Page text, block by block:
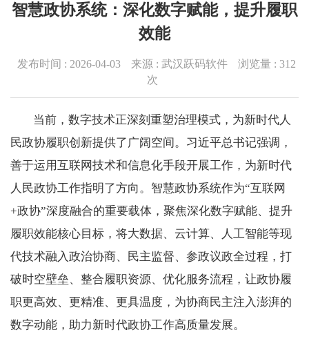
智慧政协系统：深化数字赋能，提升履职
效能
发布时间 : 2026-04-03 来源 : 武汉跃码软件 浏览量 : 312
次
当前，数字技术正深刻重塑治理模式，为新时代人
民政协履职创新提供了广阔空间。习近平总书记强调，
善于运用互联网技术和信息化手段开展工作，为新时代
人民政协工作指明了方向。智慧政协系统作为“互联网
+政协”深度融合的重要载体，聚焦深化数字赋能、提升
履职效能核心目标，将大数据、云计算、人工智能等现
代技术融入政治协商、民主监督、参政议政全过程，打
破时空壁垒、整合履职资源、优化服务流程，让政协履
职更高效、更精准、更具温度，为协商民主注入澎湃的
数字动能，助力新时代政协工作高质量发展。